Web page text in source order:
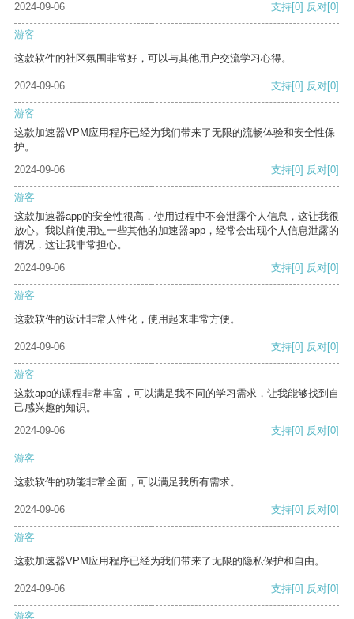
2024-09-06 支持[0] 反对[0]
游客
这款软件的社区氛围非常好，可以与其他用户交流学习心得。
2024-09-06 支持[0] 反对[0]
游客
这款加速器VPM应用程序已经为我们带来了无限的流畅体验和安全性保
护。
2024-09-06
支持[0] 反对[0]
游客
这款加速器app的安全性很高，使用过程中不会泄露个人信息，这让我很
放心。我以前使用过一些其他的加速器app，经常会出现个人信息泄露的
情况，这让我非常担心。
2024-09-06
支持[0] 反对[0]
游客
这款软件的设计非常人性化，使用起来非常方便。
2024-09-06 支持[0] 反对[0]
游客
这款app的课程非常丰富，可以满足我不同的学习需求，让我能够找到自
己感兴趣的知识。
2024-09-06
支持[0] 反对[0]
游客
这款软件的功能非常全面，可以满足我所有需求。
2024-09-06 支持[0] 反对[0]
游客
这款加速器VPM应用程序已经为我们带来了无限的隐私保护和自由。
2024-09-06 支持[0] 反对[0]
游客